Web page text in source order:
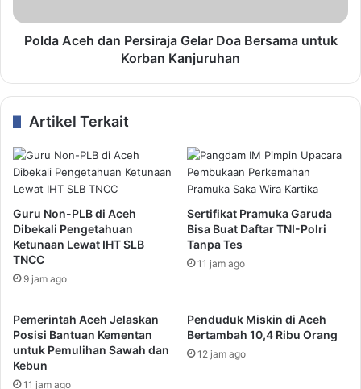
Polda Aceh dan Persiraja Gelar Doa Bersama untuk
Korban Kanjuruhan
Artikel Terkait
Guru Non-PLB di Aceh
Dibekali Pengetahuan
Ketunaan Lewat IHT SLB
TNCC
9 jam ago
Sertifikat Pramuka Garuda
Bisa Buat Daftar TNI-Polri
Tanpa Tes
11 jam ago
Pemerintah Aceh Jelaskan
Posisi Bantuan Kementan
untuk Pemulihan Sawah dan
Kebun
11 jam ago
Penduduk Miskin di Aceh
Bertambah 10,4 Ribu Orang
12 jam ago